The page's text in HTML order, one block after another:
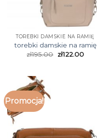
TOREBKI DAMSKIE NA RAMIĘ
torebki damskie na ramię
zł195.00 zł122.00
Promocja!